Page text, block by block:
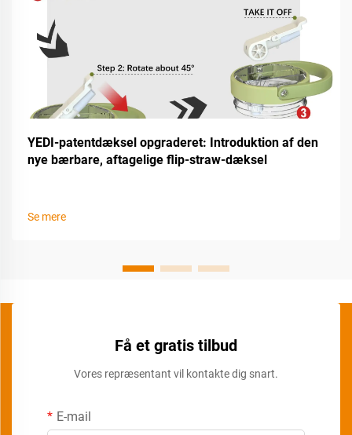
YEDI-patentdæksel opgraderet: Introduktion af den
nye bærbare, aftagelige flip-straw-dæksel
Se mere
Få et gratis tilbud
Vores repræsentant vil kontakte dig snart.
E-mail